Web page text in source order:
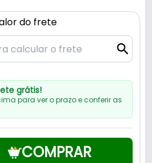
do frete
grátis!
para ver o prazo e conferir as
COMPRAR